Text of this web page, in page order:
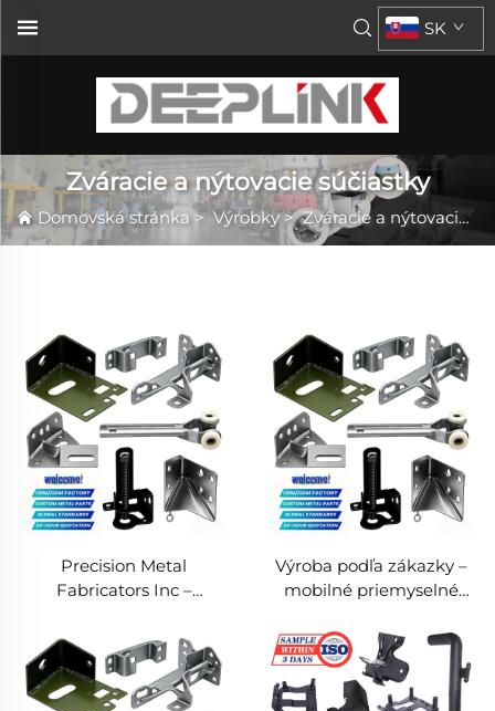
SK
Zváracie a nýtovacie súčiastky
Domovská stránka>Výrobky>Zváracie a nýtovacie súčiastky
Precision Metal
Fabricators Inc –
zvárania plechov
Výroba podľa zákazky –
mobilné priemyselné